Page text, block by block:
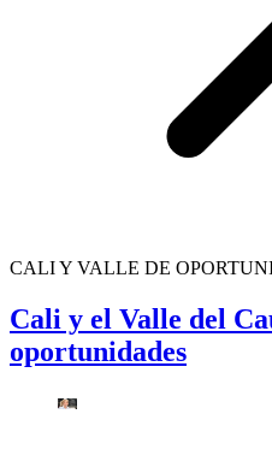
CALI Y VALLE DE
Cali y el Valle del
oportunidades